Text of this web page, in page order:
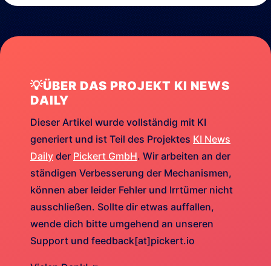
💡ÜBER DAS PROJEKT KI NEWS
DAILY
Dieser Artikel wurde vollständig mit KI
generiert und ist Teil des Projektes KI News
Daily der Pickert GmbH. Wir arbeiten an der
ständigen Verbesserung der Mechanismen,
können aber leider Fehler und Irrtümer nicht
ausschließen. Sollte dir etwas auffallen,
wende dich bitte umgehend an unseren
Support und feedback[at]pickert.io